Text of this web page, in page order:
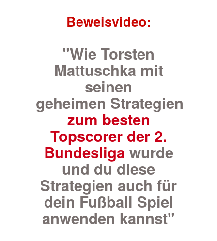
Beweisvideo:
"Wie Torsten
Mattuschka mit
seinen
geheimen Strategien
zum besten
Topscorer der 2.
Bundesligawurde
und du diese
Strategien auch für
dein Fußball Spiel
anwenden kannst"